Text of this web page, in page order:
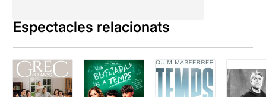
Espectacles relacionats